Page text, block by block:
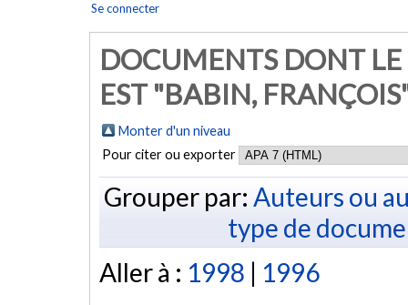
Se connecter
DOCUMENTS DONT
EST "BABIN, FRANÇOIS
Monter d'un niveau
Pour citer ou exporter
Grouper par: Auteurs ou
type de
Aller à : 1998 | 1996